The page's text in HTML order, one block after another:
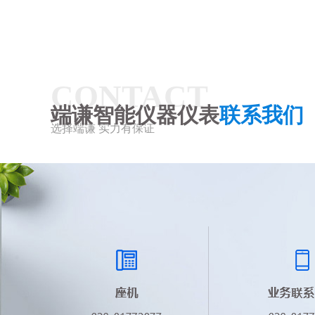
CONTACT
端谦智能仪器仪表联系我们
选择端谦 实力有保证